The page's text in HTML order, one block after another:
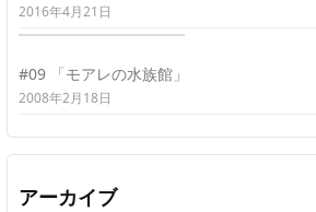
2016年4月21日
#09 「モアレの水族館」
2008年2月18日
アーカイブ